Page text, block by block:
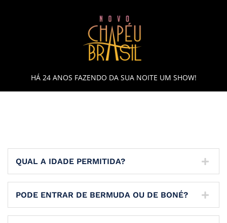
HÁ 24 ANOS FAZENDO DA SUA NOITE UM SHOW!
QUAL A IDADE PERMITIDA?
PODE ENTRAR DE BERMUDA OU DE BONÉ?